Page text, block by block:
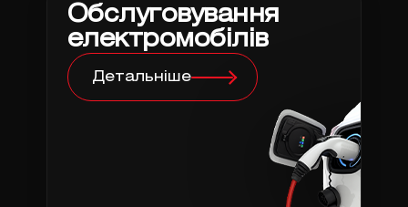
Обслуговування
електромобілів
Детальніше